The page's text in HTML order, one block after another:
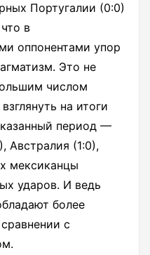
Португалии (0:0)
в
оппонентами упор
Это не
числом
на итоги
период —
Австралия (1:0),
мексиканцы
ударов. И ведь
более
с